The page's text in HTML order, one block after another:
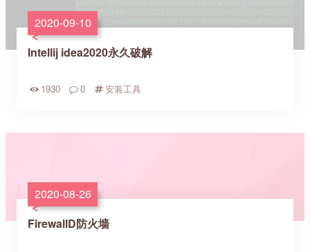
2020-09-10
Intellij idea2020永久破解
1930 0 安装工具
2020-08-26
FirewallD防火墙